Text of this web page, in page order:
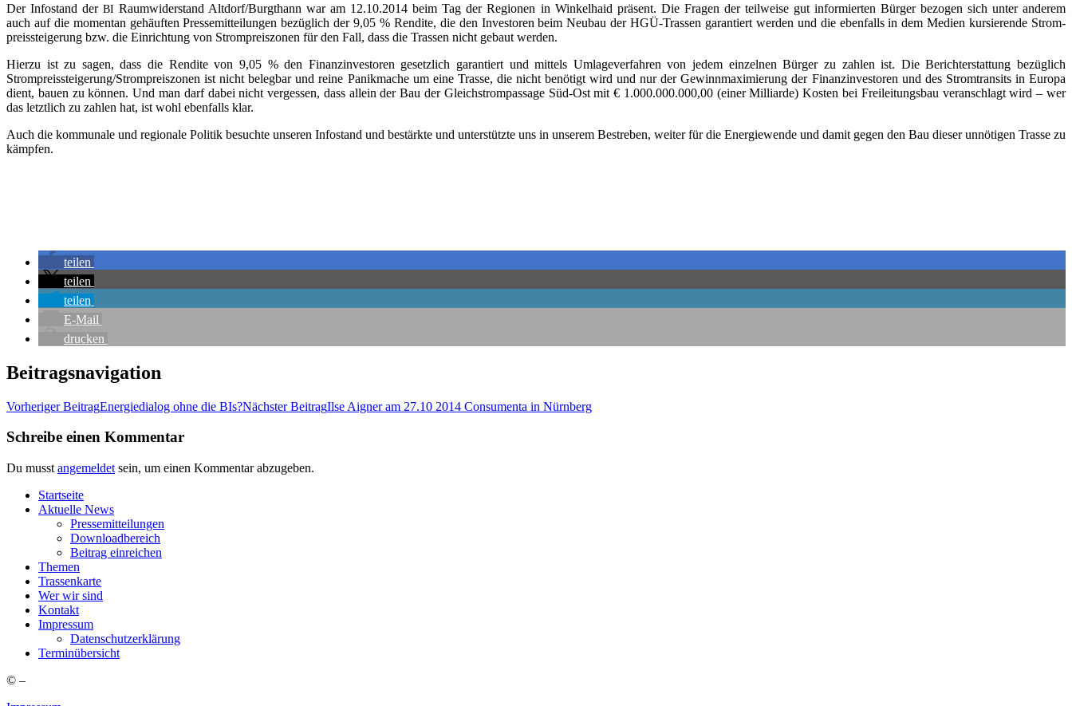
Der Info­stand derBI Raum­wi­der­stand Altdorf/Burgthann war am 12.10.2014 beim Tag der Regio­nen in Win­kel­haid prä­sent. Die Fra­gen der teil­wei­se gut infor­mier­ten Bür­ger bezo­gen sich unter ande­rem
auch auf die momen­tan gehäuf­ten Pres­se­mit­tei­lun­gen bezüg­lich der 9,05 % Ren­di­te, die den Inves­to­ren beim Neu­bau der HGÜ-Tras­sen garan­tiert wer­den und die eben­falls in dem Medi­en kur­sie­ren­de Strom­
preis­stei­ge­rung bzw. die Ein­rich­tung von Strom­preis­zo­nen für den Fall, dass die Tras­sen nicht gebaut werden.
Hier­zu ist zu sagen, dass die Ren­di­te von 9,05 % den Finanz­in­ves­to­ren gesetz­lich garan­tiert und mit­tels Umla­ge­ver­fah­ren von jedem ein­zel­nen Bür­ger zu zah­len ist. Die Bericht­erstat­tung bezüg­lich
Strompreissteigerung/Strompreiszonen ist nicht beleg­bar und rei­ne Panik­ma­che um eine Tras­se, die nicht benö­tigt wird und nur der Gewinn­ma­xi­mie­rung der Finanz­in­ves­to­ren und des Strom­tran­sits in Euro­pa
dient, bau­en zu kön­nen. Und man darf dabei nicht ver­ges­sen, dass allein der Bau der Gleich­strom­pas­sa­ge Süd-Ost mit € 1.000.000.000,00 (einer Mil­li­ar­de) Kos­ten bei Frei­lei­tungs­bau ver­an­schlagt wird – wer
das letzt­lich zu zah­len hat, ist wohl eben­falls klar.
Auch die kom­mu­na­le und regio­na­le Poli­tik besuch­te unse­ren Info­stand und bestärk­te und unter­stütz­te uns in unse­rem Bestre­ben, wei­ter für die Ener­gie­wen­de und damit gegen den Bau die­ser unnö­ti­gen Tras­se zu
kämpfen.
tei­len
tei­len
tei­len
E‑Mail
dru­cken
Beitragsnavigation
Vorheriger BeitragEner­gie­dia­log ohne die BIs?Nächster BeitragIlse Aigner am 27.10 2014 Con­su­men­ta in Nürnberg
Schreibe einen Kommentar
Du musst angemeldet sein, um einen Kommentar abzugeben.
Start­sei­te
Aktu­el­le News
Pres­se­mit­tei­lun­gen
Down­load­be­reich
Bei­trag einreichen
The­men
Tras­sen­kar­te
Wer wir sind
Kon­takt
Impres­sum
Daten­schutz­er­klä­rung
Ter­min­über­sicht
© –